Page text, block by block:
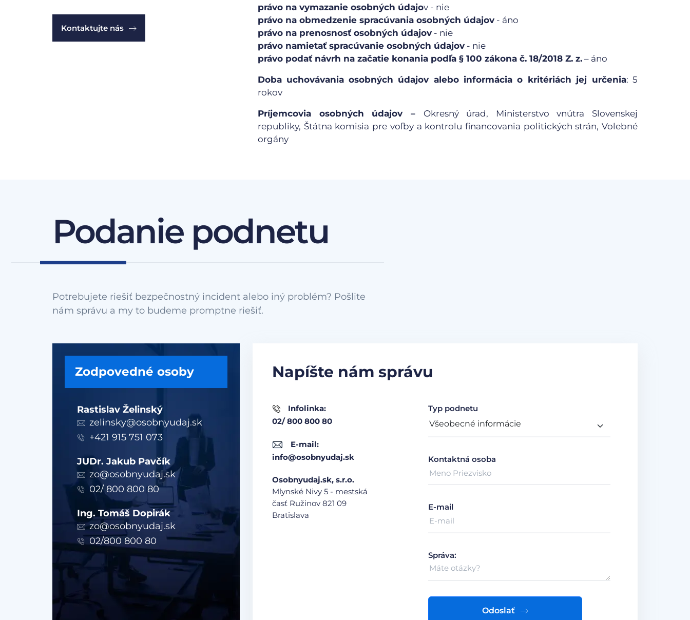
Kontaktujte nás
právo na vymazanie osobných údajov - nie
právo na obmedzenie spracúvania osobných údajov - áno
právo na prenosnosť osobných údajov - nie
právo namietať spracúvanie osobných údajov - nie
právo podať návrh na začatie konania podľa § 100 zákona č. 18/2018 Z. z. – áno
Doba uchovávania osobných údajov alebo informácia o kritériách jej určenia: 5
rokov
Príjemcovia osobných údajov – Okresný úrad, Ministerstvo vnútra Slovenskej
republiky, Štátna komisia pre voľby a kontrolu financovania politických strán, Volebné
orgány
Podanie podnetu
Potrebujete riešiť bezpečnostný incident alebo iný problém? Pošlite
Zodpovedné osoby
Rastislav Želinský
zelinsky@osobnyudaj.sk
+421 915 751 073
JUDr. Jakub Pavčík
zo@osobnyudaj.sk
02/ 800 800 80
Ing. Tomáš Dopirák
zo@osobnyudaj.sk
02/800 800 80
Napíšte nám správu
Infolinka:
02/ 800 800 80
E-mail:
info@osobnyudaj.sk
Osobnyudaj.sk, s.r.o.
Mlynské Nivy 5 - mestská
časť Ružinov 821 09
Bratislava
Typ podnetu
Kontaktná osoba
E-mail
Správa:
Odoslať